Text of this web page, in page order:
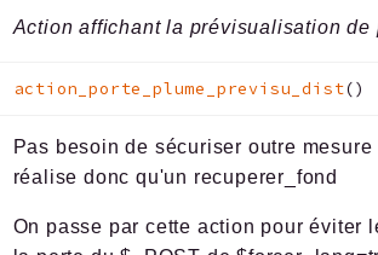
Action affichant la prévisualisation de
action_porte_plume_previsu_dist()
Pas besoin de sécuriser outre
réalise donc qu'un recuperer_fond
On passe par cette action pour éviter